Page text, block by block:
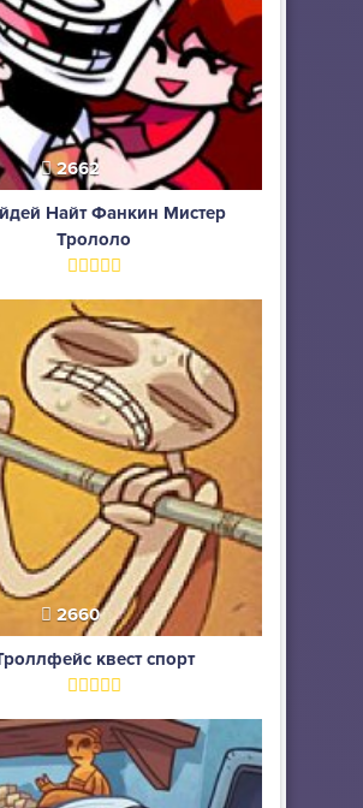
2662
Найт Фанкин Мистер
Трололо
2660
квест спорт